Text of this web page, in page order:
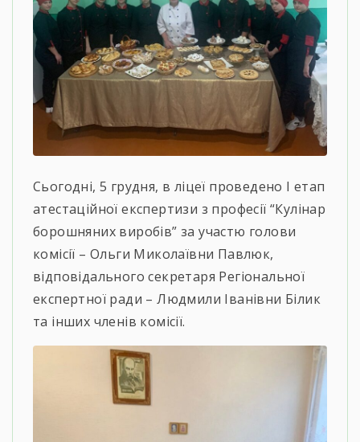
Сьогодні, 5 грудня, в ліцеї проведено І етап
атестаційної експертизи з професії “Кулінар
борошняних виробів” за участю голови
комісії – Ольги Миколаївни Павлюк,
відповідального секретаря Регіональної
експертної ради – Людмили Іванівни Білик
та інших членів комісії.